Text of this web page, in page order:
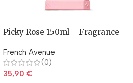
Picky Rose 150ml – Fragrance
French Avenue
(0)
35,90€